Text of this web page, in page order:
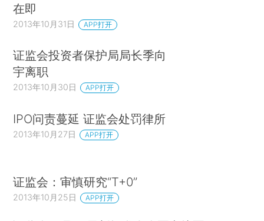
在即
2013年10月31日 APP打开
证监会投资者保护局局长季向
宇离职
2013年10月30日 APP打开
IPO问责蔓延 证监会处罚律所
2013年10月27日 APP打开
证监会：审慎研究“T+0”
2013年10月25日 APP打开